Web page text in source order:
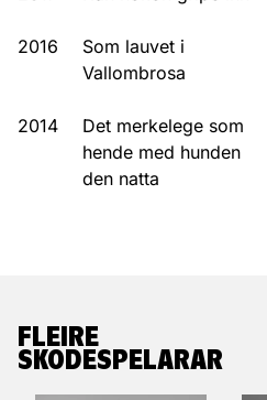
2016
Som lauvet i
Vallombrosa
2014
Det merkelege som
hende med hunden
den natta
FLEIRE
SKODESPELARAR